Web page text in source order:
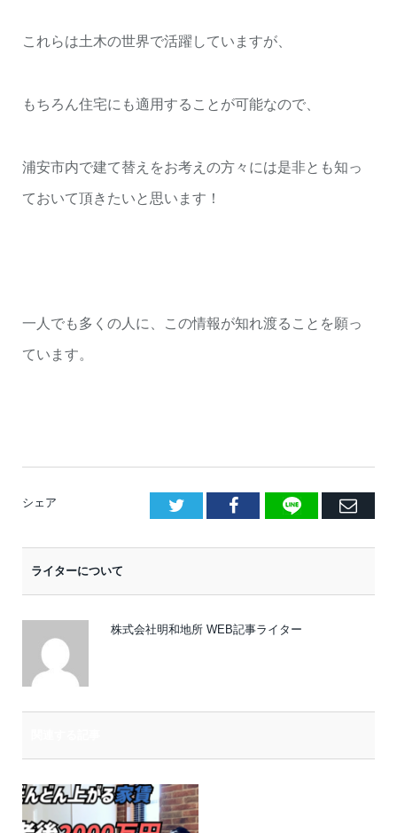
これらは土木の世界で活躍していますが、
もちろん住宅にも適用することが可能なので、
浦安市内で建て替えをお考えの方々には是非とも知っ
ておいて頂きたいと思います！
一人でも多くの人に、この情報が知れ渡ることを願っ
ています。
シェア Facebook
LINE
E
ライターについて
株式会社明和地所 WEB記事ライター